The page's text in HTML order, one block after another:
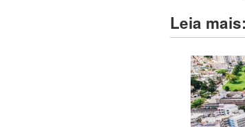
Leia mais: